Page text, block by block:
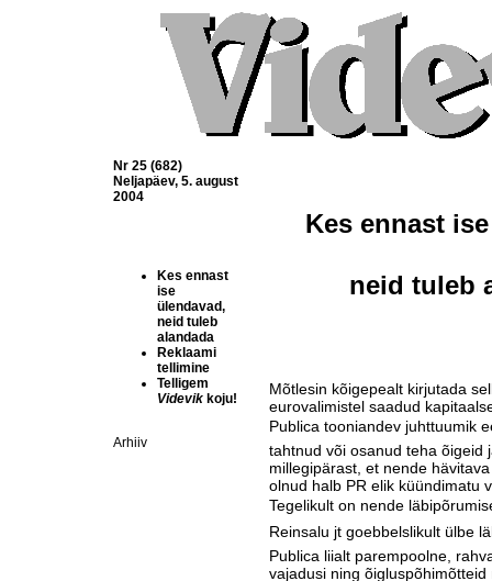
Nr 25 (682)
Neljapäev, 5. august
2004
Kes ennast
ise
ülendavad,
neid tuleb
alandada
Reklaami
tellimine
Telligem
Videvik koju!
Arhiiv
neid tuleb
Mõtlesin kõigepealt kirjutada
eurovalimistel saadud
Publica tooniandev juhttuumik
tahtnud või osanud teha õigeid
millegipärast, et nende
olnud halb PR elik küündimatu
Tegelikult on nende
Reinsalu jt goebbelslikult ülbe
Publica liialt parempoolne,
vajadusi ning